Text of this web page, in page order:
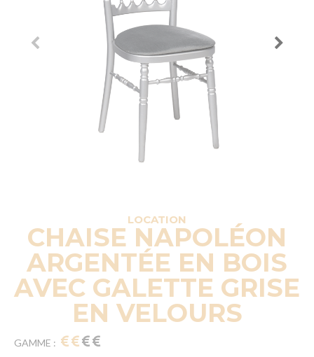
LOCATION
CHAISE NAPOLÉON
ARGENTÉE EN BOIS
AVEC GALETTE GRISE
EN VELOURS
GAMME :